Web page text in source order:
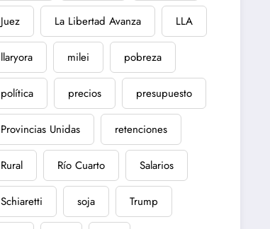
Juez La Libertad Avanza LLA
llaryora milei pobreza
política precios presupuesto
Provincias Unidas retenciones
Rural Río Cuarto Salarios
Schiaretti soja Trump